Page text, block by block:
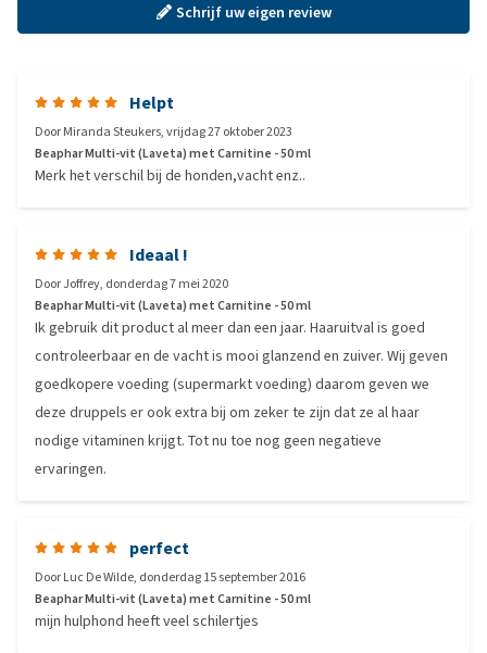
Schrijf uw eigen review
Helpt
DoorMiranda Steukers,vrijdag 27 oktober 2023
Beaphar Multi-vit (Laveta) met Carnitine - 50 ml
Merk het verschil bij de honden,vacht enz..
Ideaal !
DoorJoffrey, donderdag 7 mei 2020
Beaphar Multi-vit (Laveta) met Carnitine - 50 ml
Ik gebruik dit product al meer dan een jaar. Haaruitval is goed
controleerbaar en de vacht is mooi glanzend en zuiver. Wij geven
goedkopere voeding (supermarkt voeding) daarom geven we
deze druppels er ook extra bij om zeker te zijn dat ze al haar
nodige vitaminen krijgt. Tot nu toe nog geen negatieve
ervaringen.
perfect
DoorLuc De Wilde, donderdag 15 september 2016
Beaphar Multi-vit (Laveta) met Carnitine - 50 ml
mijn hulphond heeft veel schilertjes